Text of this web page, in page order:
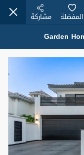
المنطقة (متر
مربع)
Garden
المفضلة مشاركة